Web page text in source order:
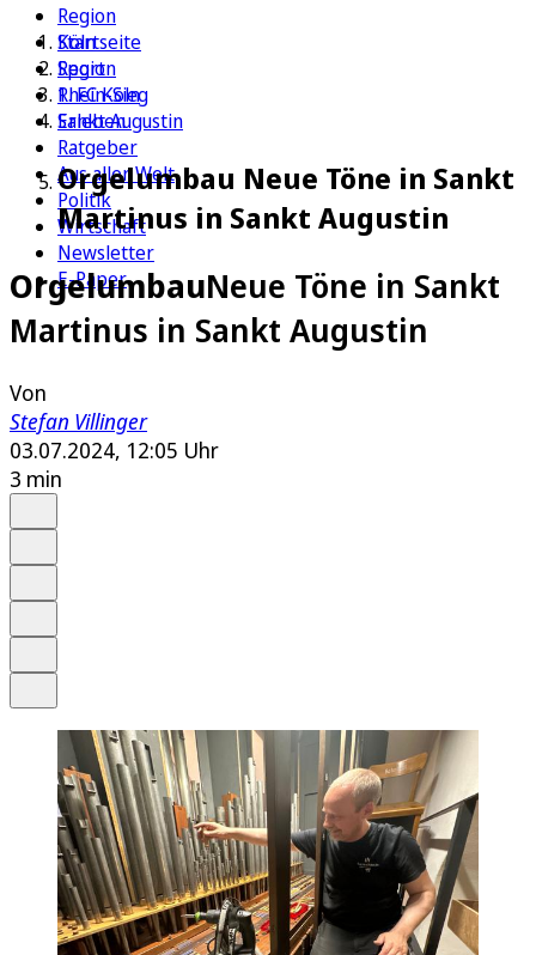
Region
Köln
Sport
1. FC Köln
Erleben
Ratgeber
Aus aller Welt
Politik
Wirtschaft
Newsletter
E-Paper
Startseite
Region
Rhein-Sieg
Sankt Augustin
Orgelumbau Neue Töne in Sankt
Martinus in Sankt Augustin
OrgelumbauNeue Töne in Sankt
Martinus in Sankt Augustin
Von
Stefan Villinger
03.07.2024, 12:05 Uhr
3 min